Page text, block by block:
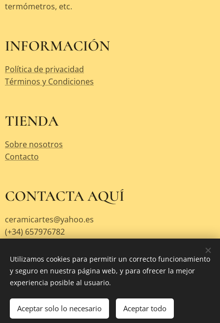
Añadir a la cesta
termómetros, etc.
INFORMACIÓN
Política de privacidad
Términos y Condiciones
TIENDA
Sobre nosotros
Contacto
CONTACTA AQUÍ
ceramicartes@yahoo.es
(+34) 657976782
Creado conWebnode Cookies
Utilizamos cookies para permitir un correcto funcionamiento
y seguro en nuestra página web, y para ofrecer la mejor
experiencia posible al usuario.
Aceptar solo lo necesario Aceptar todo